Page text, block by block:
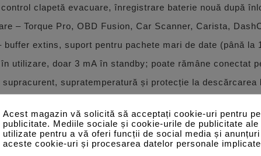
clapetă evacuare, înregistrare baterie nouă după
– Torque Pro, OBD Fusion, Car Scanner, Carista,
buffer extins, suport pentru pachete mari de date (până la
utilizare, doar 3 mA în standby; poate rămâne conectat
supratemperatură și protecție la descărcarea
(ex. BimmerCode si BimmerLink) sunt disponibile direct
separat, iar modelele BMW E/R din 2008 sau mai
Acest magazin vă solicită să acceptați cookie-uri pentru
publicitate. Mediile sociale și cookie-urile de publicitate
utilizate pentru a vă oferi funcții de social media și
aceste cookie-uri și procesarea datelor personale